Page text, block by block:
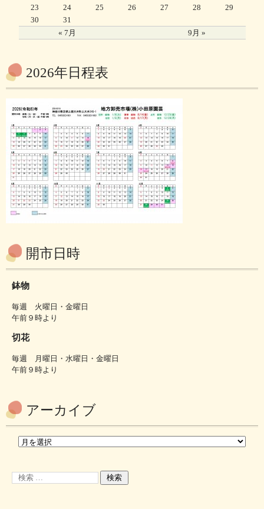
« 7月 9月 »
23
24 25 26 27 28
29
30
31
2026年日程表
開市日時
鉢物
毎週 火曜日・金曜日
午前９時より
切花
毎週 月曜日・水曜日・金曜日
午前９時より
アーカイブ